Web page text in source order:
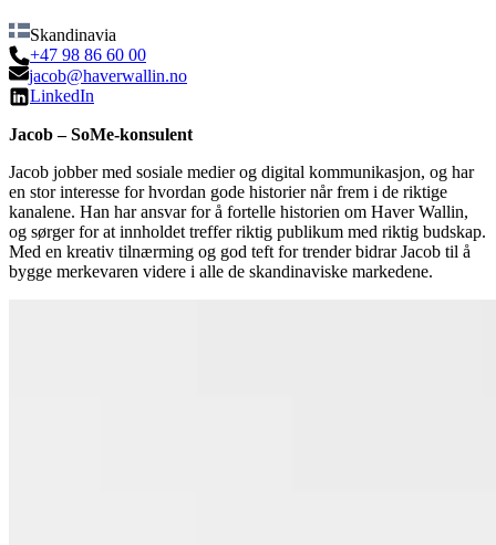
Skandinavia
+47 98 86 60 00
jacob@haverwallin.no
LinkedIn
Jacob – SoMe-konsulent
Jacob jobber med sosiale medier og digital kommunikasjon, og har
en stor interesse for hvordan gode historier når frem i de riktige
kanalene. Han har ansvar for å fortelle historien om Haver Wallin,
og sørger for at innholdet treffer riktig publikum med riktig budskap.
Med en kreativ tilnærming og god teft for trender bidrar Jacob til å
bygge merkevaren videre i alle de skandinaviske markedene.